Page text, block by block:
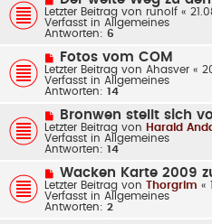
e
i
t
r
e
u
e
r
B
e
i
t
r
Letzter Beitrag von runolf «
Verfasst in Allgemeines
Antworten: 6
N
e
u
e
r
B
e
i
t
r
g
Fotos vom COM
Letzter Beitrag von Ahasver «
Verfasst in Allgemeines
Antworten: 14
N
e
u
e
r
B
i
t
r
Bronwen stellt sich
Letzter Beitrag von Harald
Verfasst in Allgemeines
Antworten: 14
N
e
u
e
r
Wacken Karte 2009
Letzter Beitrag von Thorgrim «
Verfasst in Allgemeines
Antworten: 2